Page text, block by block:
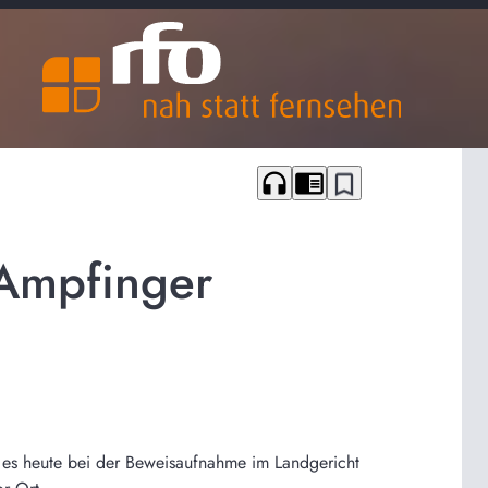
headphones chrome_reader_mode bookmark_border
heute bei der Beweisaufnahme im Landgericht